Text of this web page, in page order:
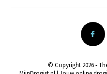
© Copyright 2026 -